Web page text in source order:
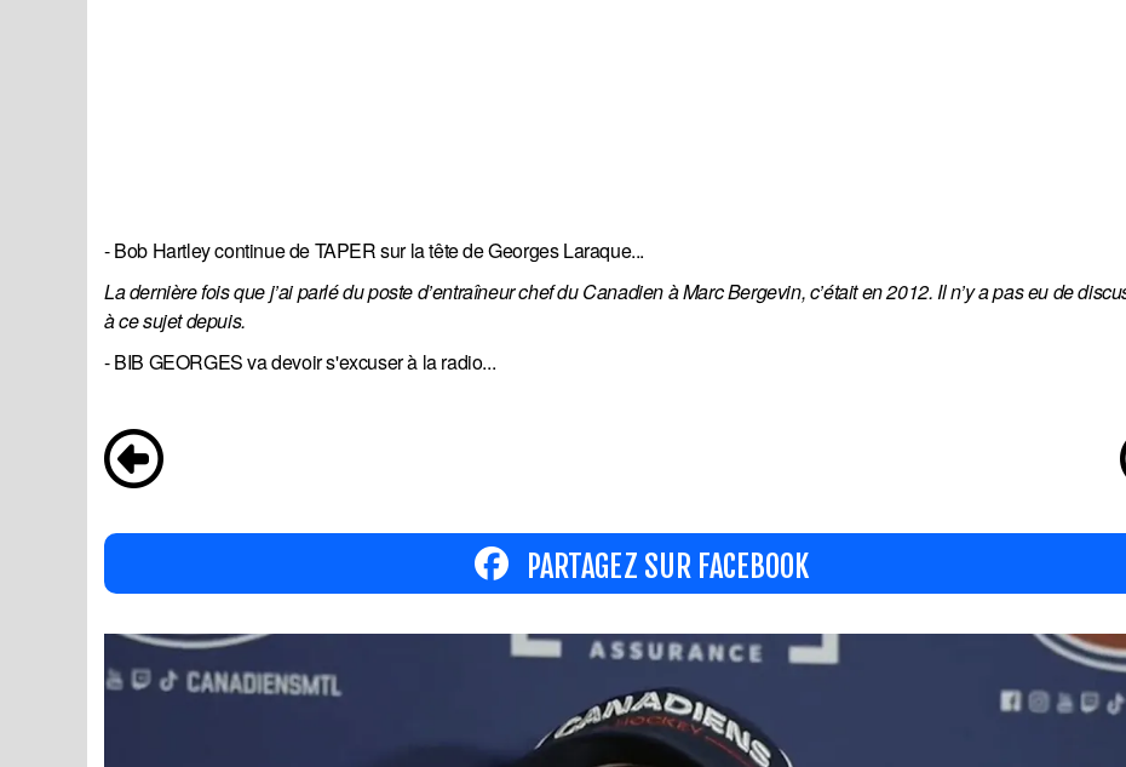
- Bob Hartley continue de TAPER sur la tête de Georges Laraque...
La dernière fois que j’ai parlé du poste d’entraîneur chef du Canadien à Marc Bergevin, c’était en 2012. Il n’y a pas eu de
à ce sujet depuis.
- BIB GEORGES va devoir s'excuser à la radio...
PARTAGEZ SUR FACEBOOK